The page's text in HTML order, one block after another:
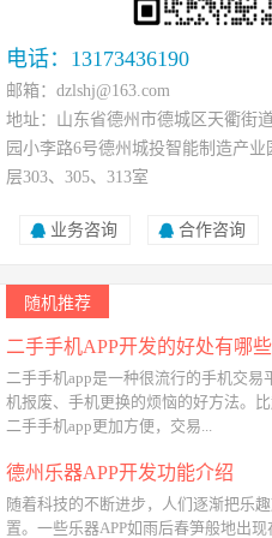
电话：13173436190
邮箱：dzlshj@163.com
地址：山东省德州市德城区天衢街
园小李路6号德州城投智能制造产业
层303、305、313室
业务咨询 合作咨询
随机推荐
二手手机APP开发的好处有哪些
二手手机app是一种很流行的手机交易
机报废、手机更换的烦恼的好方法。比
二手手机app更加方便，交易...
德州乐器APP开发功能介绍
随着科技的不断进步，人们逐渐把乐
置。一些乐器APP如雨后春笋般地出现